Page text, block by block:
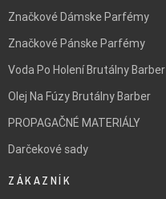
Značkové Dámske Parfémy
Značkové Pánske Parfémy
Voda Po Holení Brutálny Barber
Olej Na Fúzy Brutálny Barber
PROPAGAČNÉ MATERIÁLY
Darčekové sady
ZÁKAZNÍK